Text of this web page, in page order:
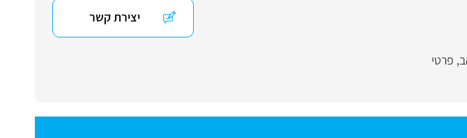
, פרטי
יצירת קשר